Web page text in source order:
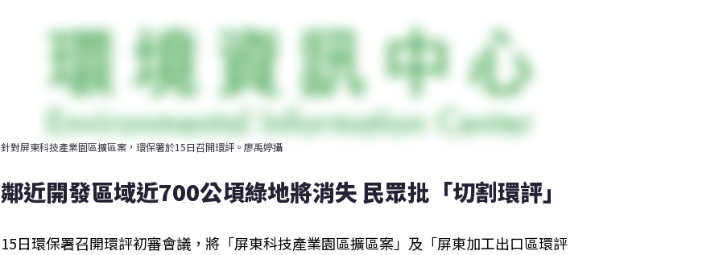
針對屏東科技產業園區擴區案，環保署於15日召開環評。廖禹婷攝
鄰近開發區域近700公頃綠地將消失 民眾批「切割環評」
15日環保署召開環評初審會議，將「屏東科技產業園區擴區案」及「屏東加工出口區環評